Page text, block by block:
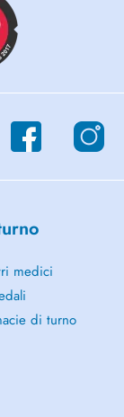
medici
di turno